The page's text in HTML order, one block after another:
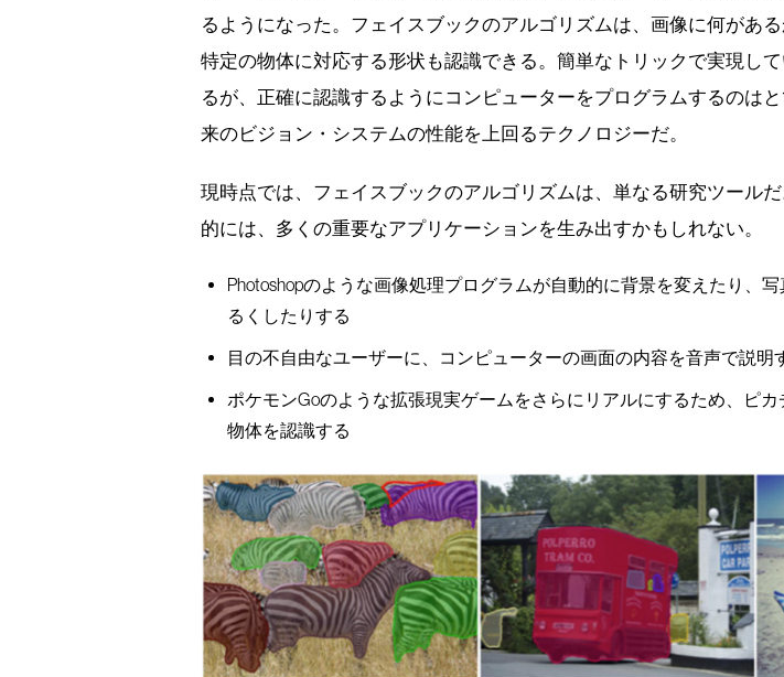
るようになった。フェイスブックのアルゴリズムは、画像に何がある
特定の物体に対応する形状も認識できる。簡単なトリックで実現して
るが、正確に認識するようにコンピューターをプログラムするのは
来のビジョン・システムの性能を上回るテクノロジーだ。
現時点では、フェイスブックのアルゴリズムは、単なる研究ツール
的には、多くの重要なアプリケーションを生み出すかもしれない。
Photoshopのような画像処理プログラムが自動的に背景を変えたり、
るくしたりする
目の不自由なユーザーに、コンピューターの画面の内容を音声で説明
ポケモンGoのような拡張現実ゲームをさらにリアルにするため、ピ
物体を認識する